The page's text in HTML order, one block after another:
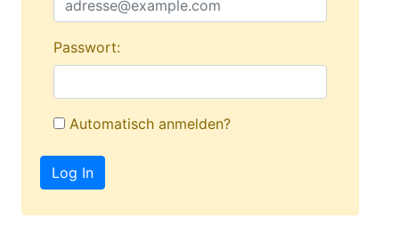
Passwort:
Automatisch anmelden?